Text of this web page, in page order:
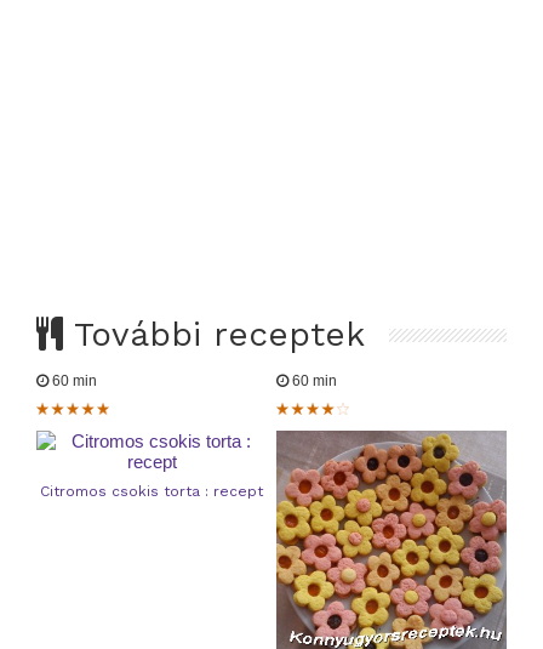
További receptek
60 min
Citromos csokis torta : recept
60 min